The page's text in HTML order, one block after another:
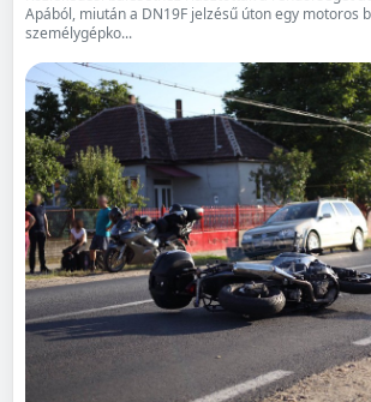
Apából, miután a DN19F jelzésű úton egy motoros
személygépko...